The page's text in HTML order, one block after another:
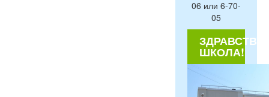
06 или 6-70-
05
ШКОЛА!